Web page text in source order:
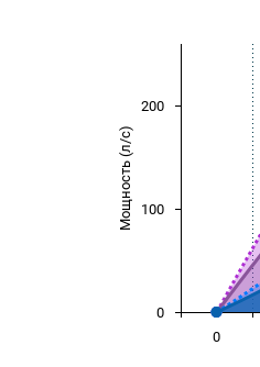
Мощность (л/с)
0
0
100
200